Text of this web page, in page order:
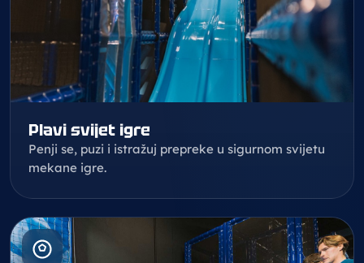
Plavi svijet igre
Penji se, puzi i istražuj prepreke u sigurnom svijetu
mekane igre.